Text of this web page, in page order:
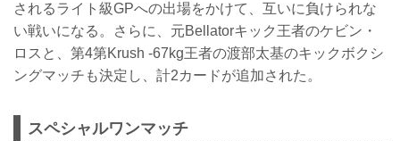
されるライト級GPへの出場をかけて、互いに負けられな
い戦いになる。さらに、元Bellatorキック王者のケビン・
ロスと、第4第Krush -67kg王者の渡部太基のキックボクシ
ングマッチも決定し、計2カードが追加された。
スペシャルワンマッチ